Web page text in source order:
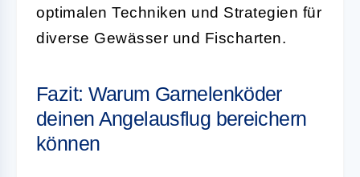
optimalen Techniken und Strategien für
diverse Gewässer und Fischarten.
Fazit: Warum Garnelenköder
deinen Angelausflug bereichern
können